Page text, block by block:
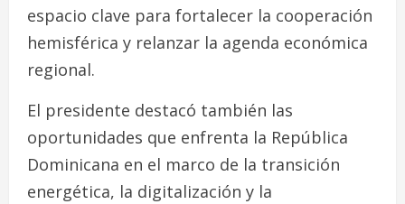
espacio clave para fortalecer la cooperación
hemisférica y relanzar la agenda económica
regional.
El presidente destacó también las
oportunidades que enfrenta la República
Dominicana en el marco de la transición
energética, la digitalización y la